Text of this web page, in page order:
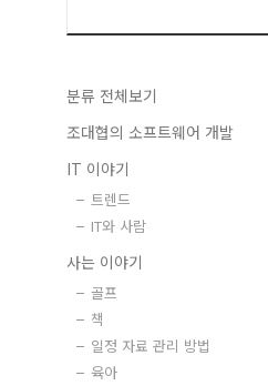
분류 전체보기
조대협의 소프트웨어 개발
IT 이야기
트렌드
IT와 사람
사는 이야기
골프
책
일정 자료 관리 방법
육아